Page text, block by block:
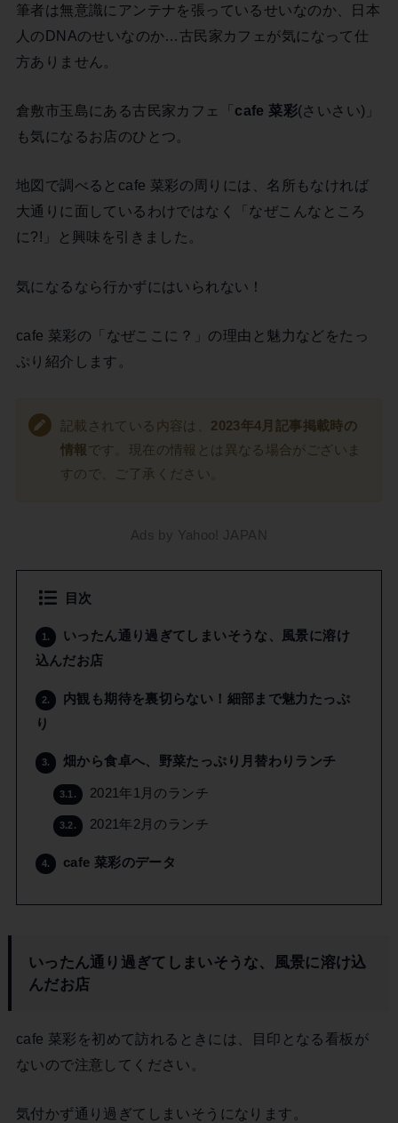
筆者は無意識にアンテナを張っているせいなのか、日本
人のDNAのせいなのか…古民家カフェが気になって仕
方ありません。
倉敷市玉島にある古民家カフェ「cafe 菜彩(さいさい)」
も気になるお店のひとつ。
地図で調べるとcafe 菜彩の周りには、名所もなければ
大通りに面しているわけではなく「なぜこんなところ
に?!」と興味を引きました。
気になるなら行かずにはいられない！
cafe 菜彩の「なぜここに？」の理由と魅力などをたっ
ぷり紹介します。
記載されている内容は、 2023年4月記事掲載時の
情報です。現在の情報とは異なる場合がございま
すので、ご了承ください。
Ads by Yahoo! JAPAN
目次
1.
いったん通り過ぎてしまいそうな、風景に溶け
込んだお店
2.
内観も期待を裏切らない！細部まで魅力たっぷ
り
3. 畑から食卓へ、野菜たっぷり月替わりランチ
3.1. 2021年1月のランチ
3.2. 2021年2月のランチ
4. cafe 菜彩のデータ
いったん通り過ぎてしまいそうな、風景に溶け込
んだお店
cafe 菜彩を初めて訪れるときには、目印となる看板が
ないので注意してください。
気付かず通り過ぎてしまいそうになります。